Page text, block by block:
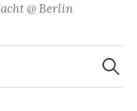
@ Berlin
Suchen
nach: